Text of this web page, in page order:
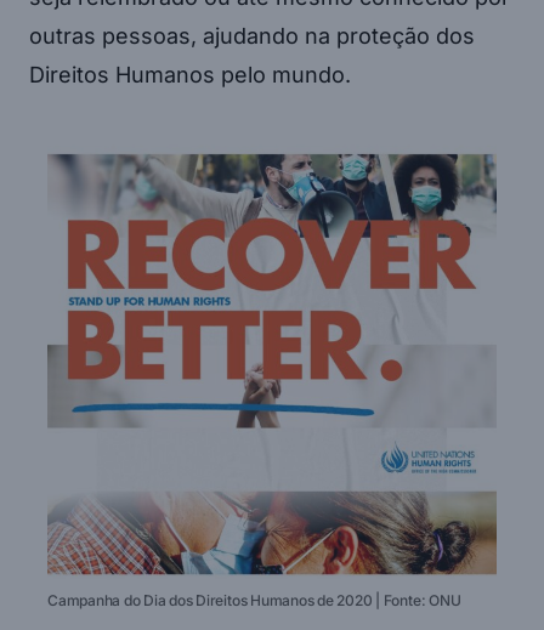
outras pessoas, ajudando na proteção dos
Direitos Humanos pelo mundo.
Campanha do Dia dos Direitos Humanos de 2020 | Fonte: ONU